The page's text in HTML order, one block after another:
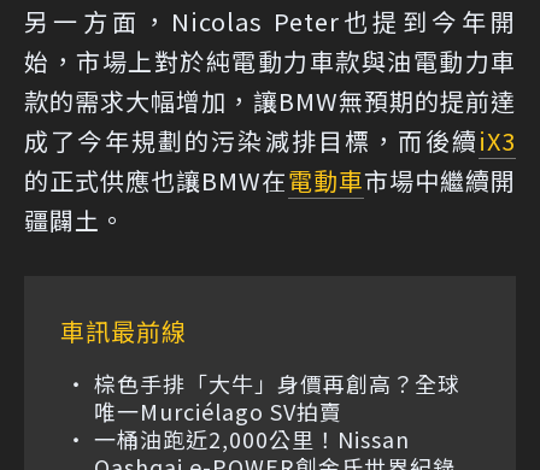
另一方面，Nicolas Peter也提到今年開
始，市場上對於純電動力車款與油電動力車
款的需求大幅增加，讓BMW無預期的提前達
成了今年規劃的污染減排目標，而後續iX3
的正式供應也讓BMW在電動車市場中繼續開
疆闢土。
車訊最前線
棕色手排「大牛」身價再創高？全球
唯一Murciélago SV拍賣
一桶油跑近2,000公里！Nissan